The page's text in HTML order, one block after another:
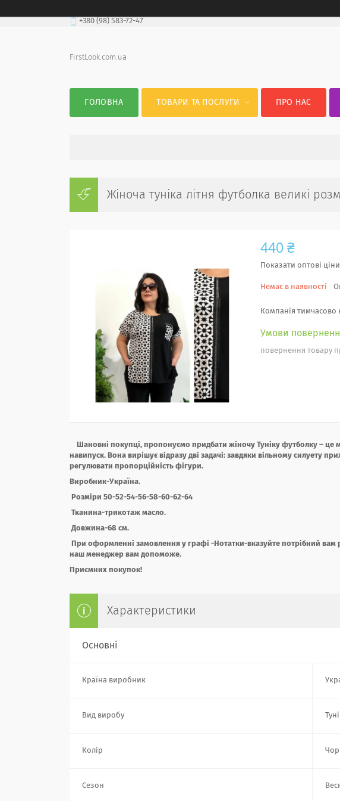
+380 (98) 583-72-47
FirstLook.com.ua
ГОЛОВНА ТОВАРИ ТА ПОСЛУГИ ПРО НАС
Жіноча туніка літня футболка великі
440 ₴
Показати оптові ціни
Немає в наявності
Компанія
повернення товару
Шановні покупці, пропонуємо придбати жіночу Туніку футболку – це
навипуск. Вона вирішує відразу дві задачі: завдяки вільному силуету
регулювати пропорційність фігури.
Виробник-Україна.
Розміри 50-52-54-56-58-60-62-64
Тканина-трикотаж масло.
Довжина-68 см.
При оформленні замовлення у графі -Нотатки-вказуйте потрібний
наш менеджер вам допоможе.
Приємних покупок!
Характеристики
Основні
Країна виробник
Вид виробу
Колір
Сезон